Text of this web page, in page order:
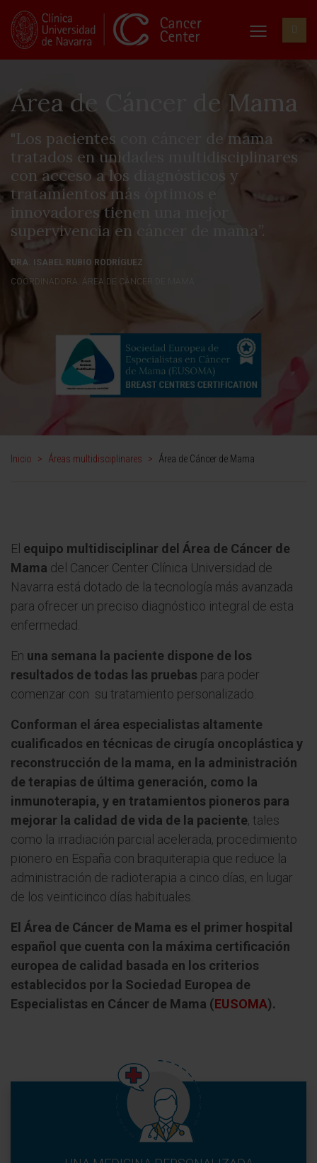
Área de Cáncer de Mama
"Los pacientes con cáncer de mama
tratados en unidades multidisciplinares
con acceso a los diagnósticos y
tratamientos más óptimos e
innovadores tienen una mejor
supervivencia en cáncer de mama”.
DRA. ISABEL RUBIO RODRÍGUEZ
COORDINADORA. ÁREA DE CÁNCER DE MAMA
Inicio > Áreas multidisciplinares > Área de Cáncer de Mama
El equipo multidisciplinar del Área de Cáncer de
Mama del Cancer Center Clínica Universidad de
Navarra está dotado de la tecnología más avanzada
para ofrecer un preciso diagnóstico integral de esta
enfermedad.
En una semana la paciente dispone de los
resultados de todas las pruebas para poder
comenzar con su tratamiento personalizado.
Conforman el área especialistas altamente
cualificados en técnicas de cirugía oncoplástica y
reconstrucción de la mama, en la administración
de terapias de última generación, como la
inmunoterapia, y en tratamientos pioneros para
mejorar la calidad de vida de la paciente, tales
como la irradiación parcial acelerada, procedimiento
pionero en España con braquiterapia que reduce la
administración de radioterapia a cinco días, en lugar
de los veinticinco días habituales.
El Área de Cáncer de Mama es el primer hospital
español que cuenta con la máxima certificación
europea de calidad basada en los criterios
establecidos por la Sociedad Europea de
Especialistas en Cáncer de Mama (EUSOMA).